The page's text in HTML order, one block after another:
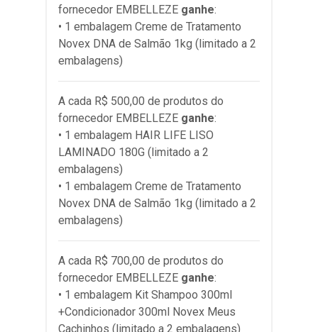
fornecedor EMBELLEZE ganhe:
• 1 embalagem Creme de Tratamento
Novex DNA de Salmão 1kg (limitado a 2
embalagens)
A cada R$ 500,00 de produtos do
fornecedor EMBELLEZE ganhe:
• 1 embalagem HAIR LIFE LISO
LAMINADO 180G (limitado a 2
embalagens)
• 1 embalagem Creme de Tratamento
Novex DNA de Salmão 1kg (limitado a 2
embalagens)
A cada R$ 700,00 de produtos do
fornecedor EMBELLEZE ganhe:
• 1 embalagem Kit Shampoo 300ml
+Condicionador 300ml Novex Meus
Cachinhos (limitado a 2 embalagens)